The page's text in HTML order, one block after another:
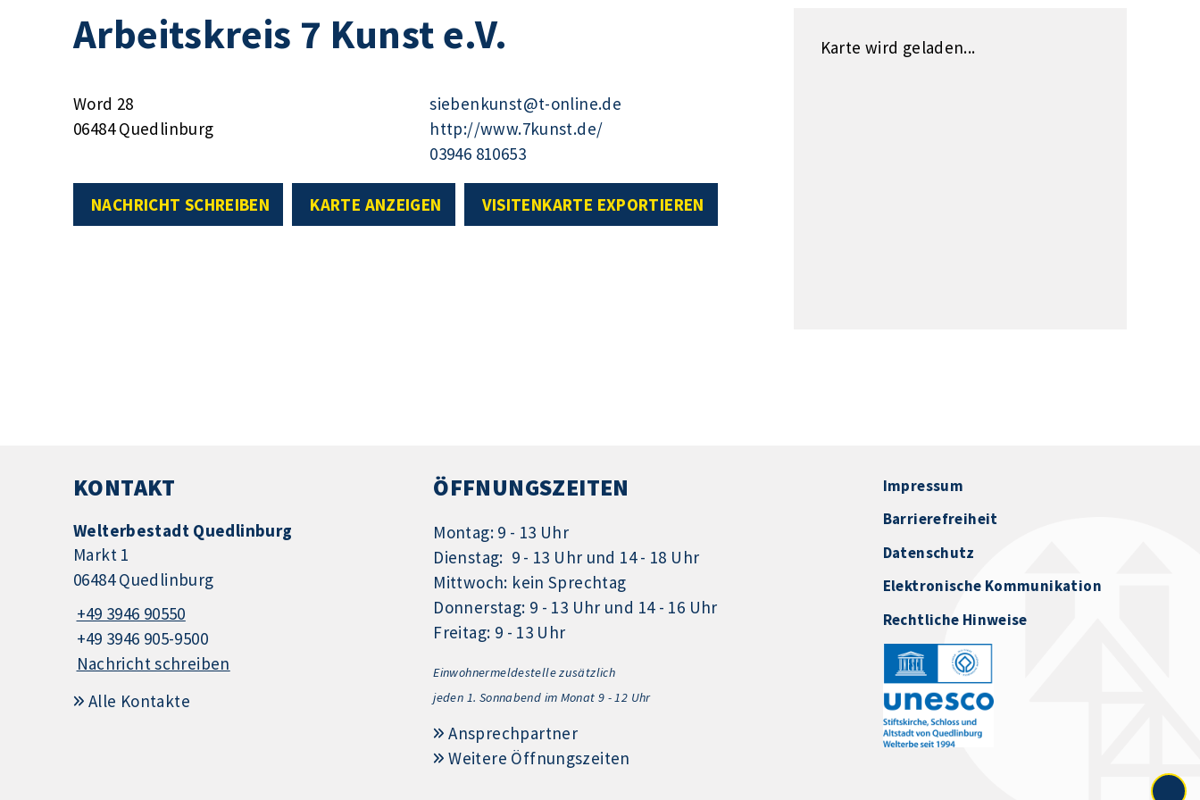
Arbeitskreis 7 Kunst e.V.
Word 28
06484 Quedlinburg
siebenkunst@t-online.de
http://www.7kunst.de/
03946 810653
NACHRICHT SCHREIBEN KARTE ANZEIGEN VISITENKARTE EXPORTIEREN
Karte wird geladen...
KONTAKT
Welterbestadt Quedlinburg
Markt 1
06484 Quedlinburg
+49 3946 90550
+49 3946 905-9500
Nachricht schreiben
Alle Kontakte
ÖFFNUNGSZEITEN
Montag: 9 - 13 Uhr
Dienstag: 9 - 13 Uhr und 14 - 18 Uhr
Mittwoch: kein Sprechtag
Donnerstag: 9 - 13 Uhr und 14 - 16 Uhr
Freitag: 9 - 13 Uhr
Einwohnermeldestelle zusätzlich
jeden 1. Sonnabend im Monat 9 - 12 Uhr
Ansprechpartner
Weitere Öffnungszeiten
Impressum
Barrierefreiheit
Datenschutz
Elektronische Kommunikation
Rechtliche Hinweise